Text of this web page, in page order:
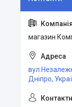
магазин
Дніпро,